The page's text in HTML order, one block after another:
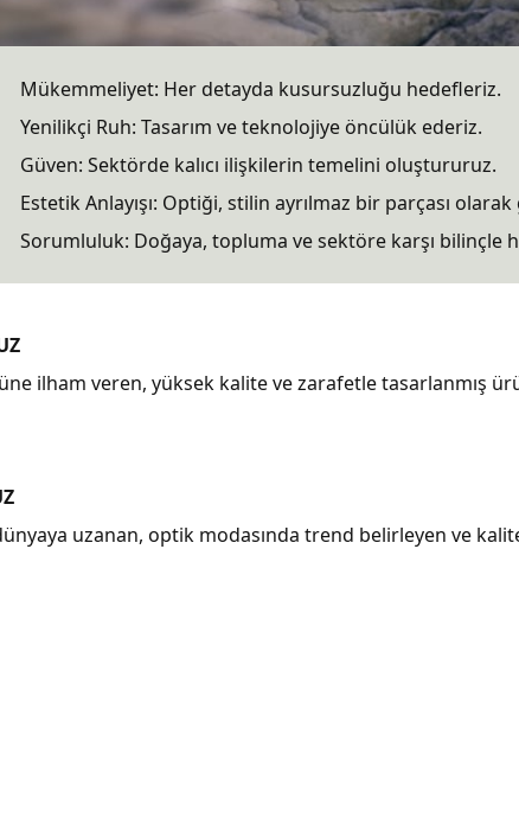
Her detayda kusursuzluğu hedefleriz.
Ruh: Tasarım ve teknolojiye öncülük ederiz.
Sektörde kalıcı ilişkilerin temelini oluştururuz.
Anlayışı: Optiği, stilin ayrılmaz bir parçası olarak
Doğaya, topluma ve sektöre karşı bilinçle
ilham veren, yüksek kalite ve zarafetle tasarlanmış
uzanan, optik modasında trend belirleyen ve